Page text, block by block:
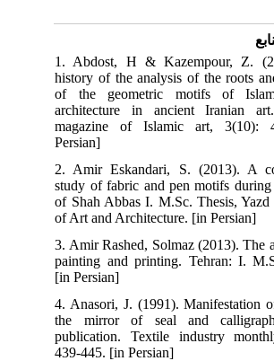
1. Abdost, H &
history of the analysis of the
of the geometric motifs
architecture in ancient
magazine of Islamic art,
2. Amir Eskandari, S.
study of fabric and pen
of Shah Abbas I. M.Sc.
of Art and Architecture. [in
3. Amir Rashed, Solmaz
painting and printing.
[in Persian]
4. Anasori, J. (1991).
the mirror of seal and
publication. Textile
439-445. [in Persian]